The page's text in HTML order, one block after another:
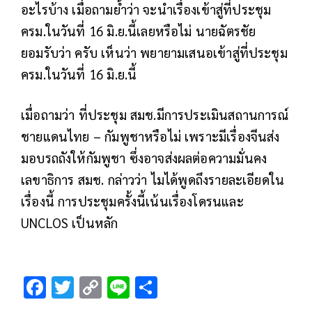
อะไรบ้าง เมื่อถามย้ำว่า จะนำเรื่องเข้าสู่ที่ประชุม
ครม.ในวันที่ 16 มิ.ย.นี้เลยหรือไม่ นายฉัตรชัย
ยอมรับว่า ครับ เห็นว่า พยายามเสนอเข้าสู่ที่ประชุม
ครม.ในวันที่ 16 มิ.ย.นี้
เมื่อถามว่า ที่ประชุม สมช.มีการประเมินสถานการณ์
ชายแดนไทย – กัมพูชาหรือไม่ เพราะมีเรื่องจีนส่ง
มอบรถถังให้กัมพูชา ซึ่งอาจส่งผลต่อความมั่นคง
เลขาธิการ สมช. กล่าวว่า ไมได้พูดถึงรายละเอียดใน
เรื่องนี้ การประชุมครั้งนี้เน้นเรื่องโดรนและ
UNCLOS เป็นหลัก
F T C Li